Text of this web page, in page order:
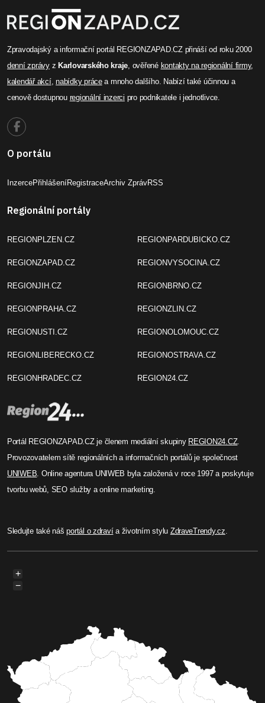
Zpravodajský a informační portál REGIONZAPAD.CZ přináší od roku 2000
denní zprávyz Karlovarského kraje , ověřené kontakty na regionální firmy,
kalendář akcí,nabídky prácea mnoho dalšího. Nabízí také účinnou a
cenově dostupnou regionální inzerci pro podnikatele i jednotlivce.
O portálu
InzercePřihlášeníRegistraceArchiv ZprávRSS
Regionální portály
REGIONPLZEN.CZ
REGIONZAPAD.CZ
REGIONJIH.CZ
REGIONPRAHA.CZ
REGIONUSTI.CZ
REGIONLIBERECKO.CZ
REGIONHRADEC.CZ
REGIONPARDUBICKO.CZ
REGIONVYSOCINA.CZ
REGIONBRNO.CZ
REGIONZLIN.CZ
REGIONOLOMOUC.CZ
REGIONOSTRAVA.CZ
REGION24.CZ
Portál REGIONZAPAD.CZ je členem mediální skupiny REGION24.CZ.
Provozovatelem sítě regionálních a informačních portálů je společnost
UNIWEB . Online agentura UNIWEB byla založená v roce 1997 a poskytuje
tvorbu webů, SEO služby a online marketing.
Sledujte také nášportál o zdravía životním stylu ZdraveTrendy.cz
+
−